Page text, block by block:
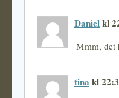
Danielkl
Mmm, det
tina kl